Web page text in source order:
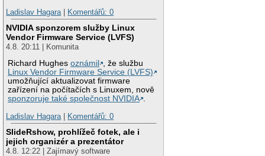
Ladislav Hagara| Komentářů: 0
NVIDIA sponzorem služby Linux
Vendor Firmware Service (LVFS)
4.8. 20:11 | Komunita
Richard Hughesoznámil
, že službu
Linux Vendor Firmware Service (LVFS)
umožňující aktualizovat firmware
zařízení na počítačích s Linuxem, nově
sponzoruje také společnost NVIDIA .
Ladislav Hagara| Komentářů: 0
SlideRshow, prohlížeč fotek, ale i
jejich organizér a prezentátor
4.8. 12:22 | Zajímavý software